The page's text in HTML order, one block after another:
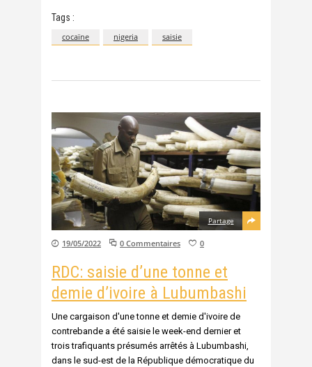
Tags :
cocaïne nigeria saisie
Partage
19/05/2022 0 Commentaires 0
RDC: saisie d’une tonne et
demie d’ivoire à Lubumbashi
Une cargaison d'une tonne et demie d'ivoire de
contrebande a été saisie le week-end dernier et
trois trafiquants présumés arrêtés à Lubumbashi,
dans le sud-est de la République démocratique du